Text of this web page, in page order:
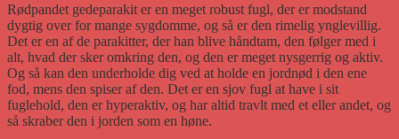
Rødpandet gedeparakit er en meget robust fugl, der er modstand
dygtig over for mange sygdomme, og så er den rimelig ynglevillig.
Det er en af de parakitter, der han blive håndtam, den følger med i
alt, hvad der sker omkring den, og den er meget nysgerrig og aktiv.
Og så kan den underholde dig ved at holde en jordnød i den ene
fod, mens den spiser af den. Det er en sjov fugl at have i sit
fuglehold, den er hyperaktiv, og har altid travlt med et eller andet, og
så skraber den i jorden som en høne.